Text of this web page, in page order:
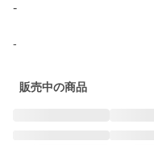
-
-
販売中の商品